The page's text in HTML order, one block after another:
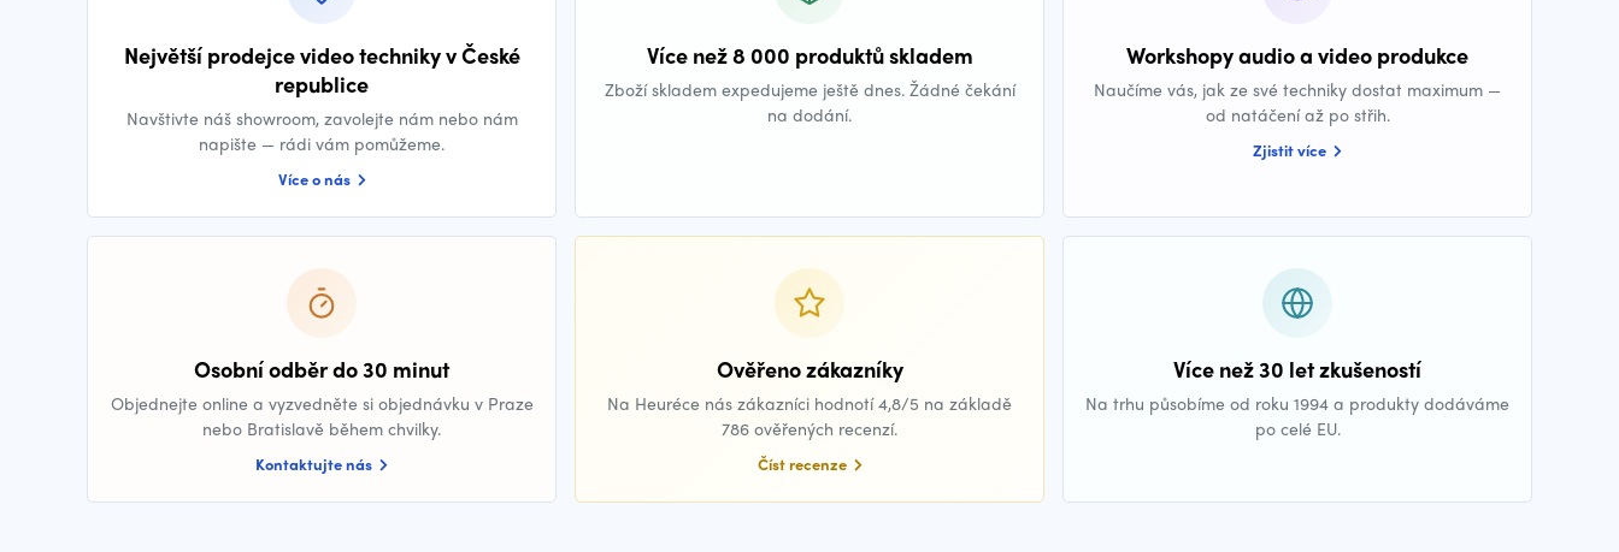
Největší prodejce video techniky v České
republice
Navštivte náš showroom, zavolejte nám nebo nám
napište — rádi vám pomůžeme.
Více o nás
Více než 8 000 produktů skladem
Zboží skladem expedujeme ještě dnes. Žádné čekání
na dodání.
Workshopy audio a video produkce
Naučíme vás, jak ze své techniky dostat maximum —
od natáčení až po střih.
Zjistit více
Osobní odběr do 30 minut
Objednejte online a vyzvedněte si objednávku v Praze
nebo Bratislavě během chvilky.
Kontaktujte nás
Ověřeno zákazníky
Na Heuréce nás zákazníci hodnotí 4,8/5 na základě
786 ověřených recenzí.
Číst recenze
Více než 30 let zkušeností
Na trhu působíme od roku 1994 a produkty dodáváme
po celé EU.